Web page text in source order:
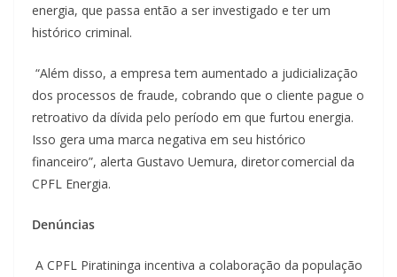
energia, que passa então a ser investigado e ter um
histórico criminal.
“Além disso, a empresa tem aumentado a judicialização
dos processos de fraude, cobrando que o cliente pague o
retroativo da dívida pelo período em que furtou energia.
Isso gera uma marca negativa em seu histórico
financeiro”, alerta Gustavo Uemura, diretor comercial da
CPFL Energia.
Denúncias
A CPFL Piratininga incentiva a colaboração da população